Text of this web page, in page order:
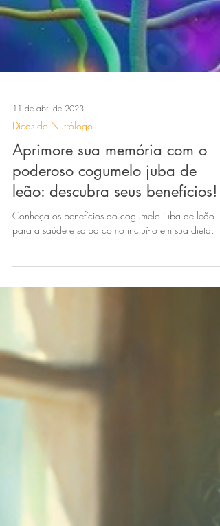
11 de abr. de 2023
Dicas do Nutrólogo
Aprimore sua memória com o
poderoso cogumelo juba de
leão: descubra seus benefícios!
para a saúde e saiba como incluí-lo em sua dieta.